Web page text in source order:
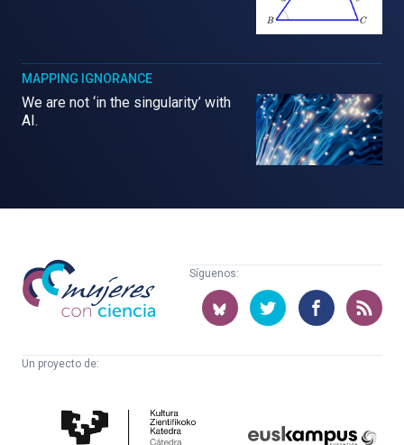
MAPPING IGNORANCE
We are not ‘in the singularity’ with
AI.
Mujeres
con
ciencia
Síguenos:
Un proyecto de:
Cultura